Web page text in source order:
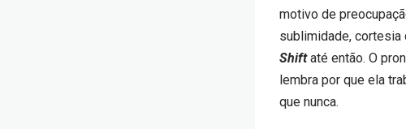
motivo de
sublimidade, cortesia
Shiftaté então. O
lembra por que ela
que nunca.